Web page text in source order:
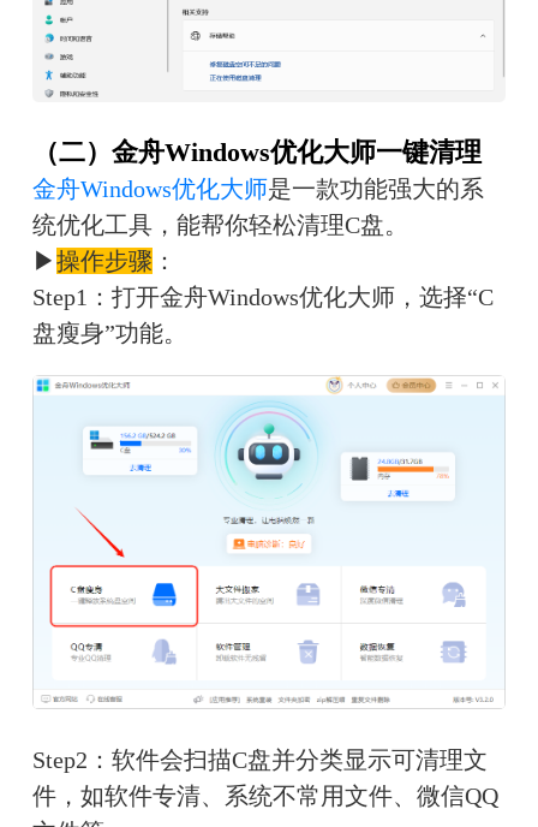
（二）金舟Windows优化大师一键清理
金舟Windows优化大师是一款功能强大的系
统优化工具，能帮你轻松清理C盘。
▶操作步骤 ：
Step1：打开金舟Windows优化大师，选择“C
盘瘦身”功能。
Step2：软件会扫描C盘并分类显示可清理文
件，如软件专清、系统不常用文件、微信QQ